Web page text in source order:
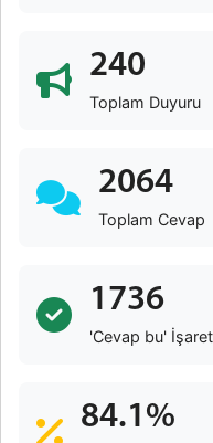
240
Toplam Duyuru
2064
Toplam Cevap
1736
'Cevap bu'
84.1%